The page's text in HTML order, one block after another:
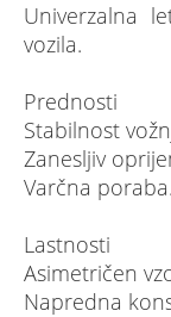
Univerzalna
vozila.
Prednosti
Stabilnost
Zanesljiv
Varčna poraba.
Lastnosti
Asimetričen
Napredna